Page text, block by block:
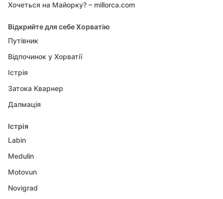
Хочеться на Майорку? – millorca.com
Відкрийте для себе Хорватію
Путівник
Відпочинок у Хорватії
Істрія
Затока Кварнер
Далмація
Істрія
Labin
Medulin
Motovun
Novigrad